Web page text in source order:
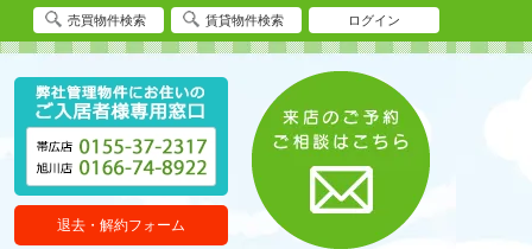
退去・解約フォーム
売買物件検索 賃貸物件検索 ログイン